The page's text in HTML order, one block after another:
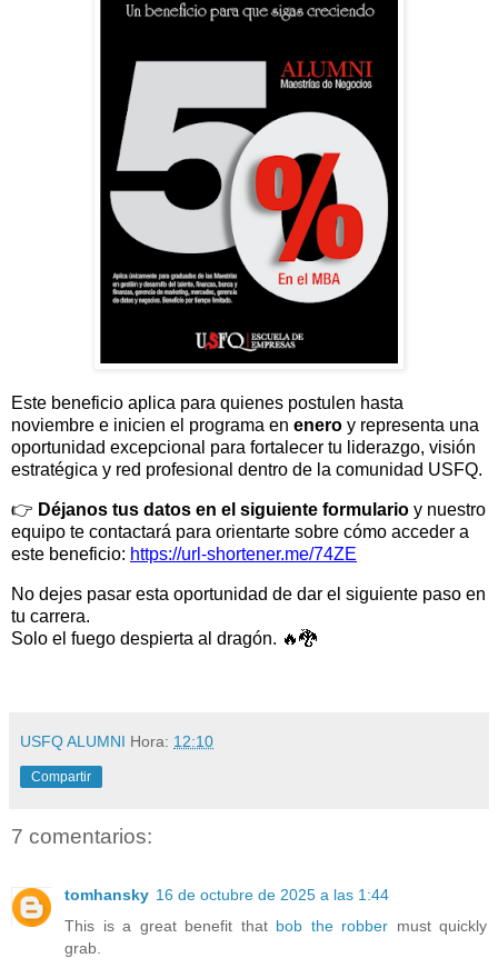
Este beneficio aplica para quienes postulen hasta
noviembre e inicien el programa en enero y representa una
oportunidad excepcional para fortalecer tu liderazgo, visión
estratégica y red profesional dentro de la comunidad USFQ.
👉 Déjanos tus datos en el siguiente formulario y nuestro
equipo te contactará para orientarte sobre cómo acceder a
este beneficio: https://url-shortener.me/74ZE
No dejes pasar esta oportunidad de dar el siguiente paso en
tu carrera.
Solo el fuego despierta al dragón. 🔥🐉
USFQ ALUMNI Hora: 12:10
Compartir
7 comentarios:
tomhansky 16 de octubre de 2025 a las 1:44
This is a great benefit that bob the robber must quickly
grab.